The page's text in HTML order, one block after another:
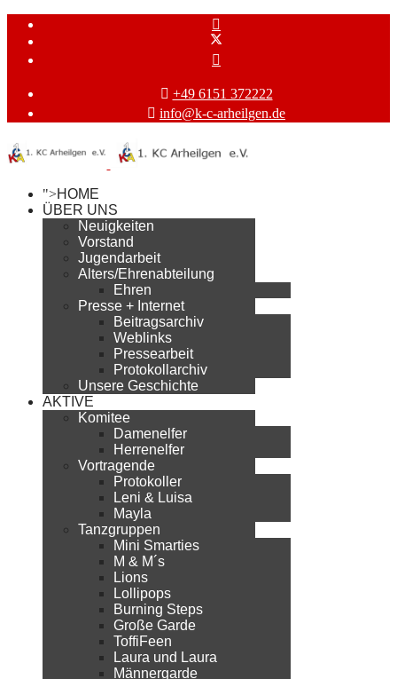
+49 6151 372222
info@k-c-arheilgen.de
">HOME
ÜBER UNS
Neuigkeiten
Vorstand
Jugendarbeit
Alters/Ehrenabteilung
Ehren
Presse + Internet
Beitragsarchiv
Weblinks
Pressearbeit
Protokollarchiv
Unsere Geschichte
AKTIVE
Komitee
Damenelfer
Herrenelfer
Vortragende
Protokoller
Leni & Luisa
Mayla
Tanzgruppen
Mini Smarties
M & M´s
Lions
Lollipops
Burning Steps
Große Garde
ToffiFeen
Laura und Laura
Männergarde